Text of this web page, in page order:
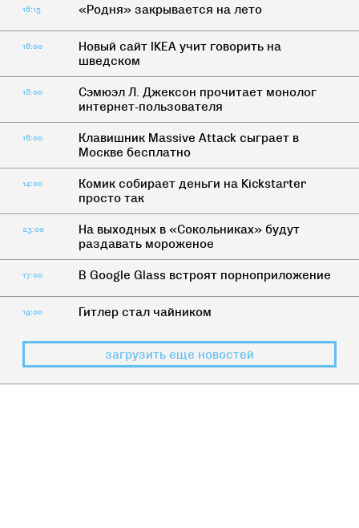
16:15 «Родня» закрывается на лето
16:00
Новый сайт IKEA учит говорить на
шведском
18:00
Сэмюэл Л. Джексон прочитает монолог
интернет-пользователя
16:00
Клавишник Massive Attack сыграет в
Москве бесплатно
14:00
Комик собирает деньги на Kickstarter
просто так
23:00
На выходных в «Сокольниках» будут
раздавать мороженое
17:00 В Google Glass встроят порноприложение
19:00 Гитлер стал чайником
загрузить еще новостей